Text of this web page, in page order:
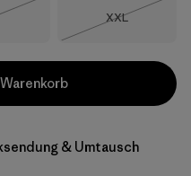
Größe
XXL
& Umtausch